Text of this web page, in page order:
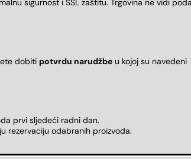
dobiti potvrdu narudžbe u kojoj su navedeni
prvi sljedeći radni dan.
rezervaciju odabranih proizvoda.